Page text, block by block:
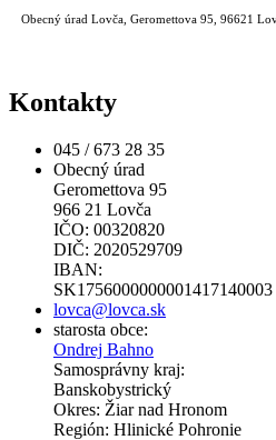
Obecný úrad Lovča, Geromettova 95, 96621
Kontakty
045 / 673 28 35
Obecný úrad
Geromettova 95
966 21 Lovča
IČO: 00320820
DIČ: 2020529709
IBAN:
SK1756000000001417140003
lovca@lovca.sk
starosta obce:
Ondrej Bahno
Samosprávny kraj:
Banskobystrický
Okres: Žiar nad Hronom
Región: Hlinické Pohronie